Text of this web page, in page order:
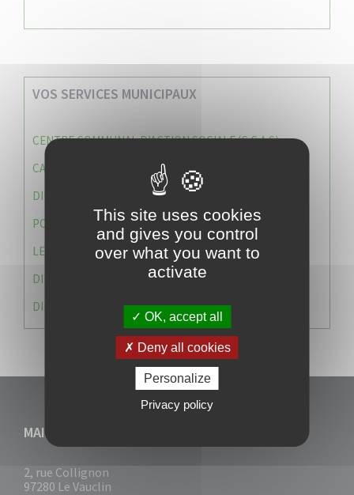
VOS SERVICES MUNICIPAUX
CENTRE COMMUNAL D’ACTION SOCIALE (C.C.A.S)
CAISSE DES ÉCOLES
DIRECTION DES SERVICES TECHNIQUES
POLICE MUNICIPALE
LE CABINET DU MAIRE
DIRECTION DES RESSOURCES ET MOYENS
DIRECTION DU DEVELLOPPEMENT URBAIN DURABL
MAIRIE DU VAUCLIN
2, rue Collignon
97280 Le Vauclin
This site uses cookies
and gives you control
over what you want to
activate
OK, accept all
Deny all cookies
Personalize
Privacy policy